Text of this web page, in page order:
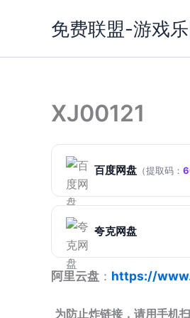
免费联盟-游戏
XJ00121
百度网盘 （提取码：
夸克网盘
阿里云盘 ： https://
为防止炸链接，请用手机